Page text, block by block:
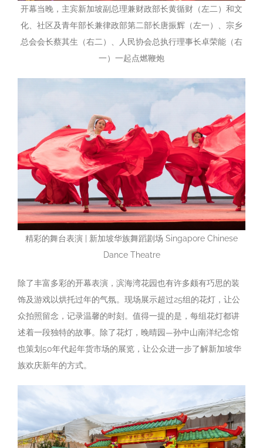
开幕当晚，主宾新加坡副总理兼财政部长黄循财（左二）和文
化、社区及青年部长兼律政部第二部长唐振辉（左一）、宗乡
总会会长蔡其生（右二）、人民协会总执行理事长卓荣能（右
一）一起点燃鞭炮
精彩的舞台表演 | 新加坡华族舞蹈剧场 Singapore Chinese
Dance Theatre
除了丰富多彩的开幕表演，滨海湾花园也有许多颇有巧思的装
饰及游戏以烘托过年的气氛。现场展示超过25组的花灯，让公
众拍照留念，记录温馨的时刻。值得一提的是，每组花灯都讲
述着一段独特的故事。除了花灯，晚晴园—孙中山南洋纪念馆
也策划50年代起年货市场的展览，让公众进一步了解新加坡华
族欢庆新年的方式。